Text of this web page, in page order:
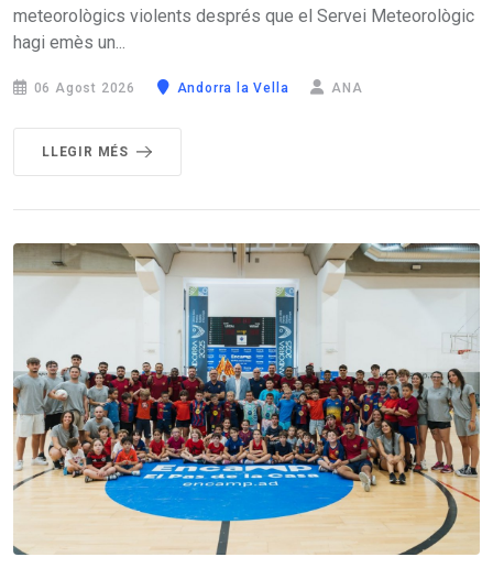
meteorològics violents després que el Servei Meteorològic
hagi emès un...
06 Agost 2026 Andorra la Vella ANA
LLEGIR MÉS